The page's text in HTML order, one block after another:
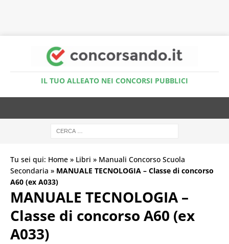
IL TUO ALLEATO NEI CONCORSI PUBBLICI
Tu sei qui: Home » Libri » Manuali Concorso Scuola
Secondaria » MANUALE TECNOLOGIA – Classe di concorso
A60 (ex A033)
MANUALE TECNOLOGIA –
Classe di concorso A60 (ex
A033)